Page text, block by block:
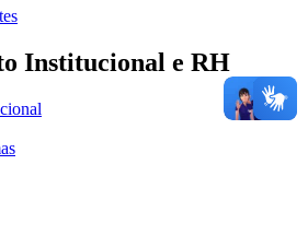
Institucional e RH